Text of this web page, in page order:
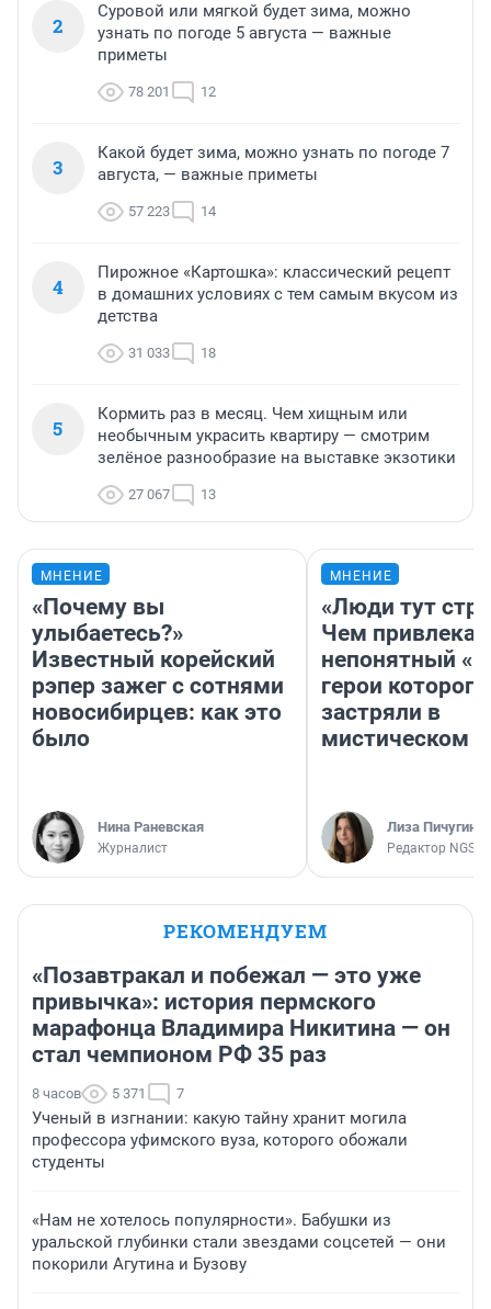
2
Суровой или мягкой будет зима, можно
узнать по погоде 5 августа — важные
приметы
78 201 12
3
Какой будет зима, можно узнать по погоде 7
августа, — важные приметы
57 223 14
4
Пирожное «Картошка»: классический рецепт
в домашних условиях с тем самым вкусом из
детства
31 033 18
5
Кормить раз в месяц. Чем хищным или
необычным украсить квартиру — смотрим
зелёное разнообразие на выставке экзотики
27 067 13
МНЕНИЕ
«Почему вы
улыбаетесь?»
Известный корейский
рэпер зажег с сотнями
новосибирцев: как это
было
Нина Раневская
Журналист
МНЕНИЕ
«Люди тут
Чем
непонятный
герои которого
застряли в
мистическом
Лиза Пичугина
Редактор
РЕКОМЕНДУЕМ
«Позавтракал и побежал — это уже
привычка»: история пермского
марафонца Владимира Никитина — он
стал чемпионом РФ 35 раз
8 часов 5 371 7
Ученый в изгнании: какую тайну хранит могила
профессора уфимского вуза, которого обожали
студенты
«Нам не хотелось популярности». Бабушки из
уральской глубинки стали звездами соцсетей — они
покорили Агутина и Бузову